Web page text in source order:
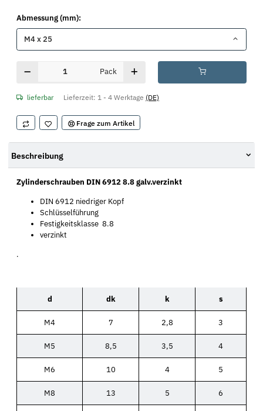
Abmessung (mm):
M4 x 25
Pack
lieferbar Lieferzeit: 1 - 4 Werktage (DE)
Frage zum Artikel
Beschreibung
Zylinderschrauben DIN 6912 8.8 galv.verzinkt
DIN 6912 niedriger Kopf
Schlüsselführung
Festigkeitsklasse 8.8
verzinkt
.
d dk k s
M4 7 2,8 3
M5 8,5 3,5 4
M6 10 4 5
M8 13 5 6